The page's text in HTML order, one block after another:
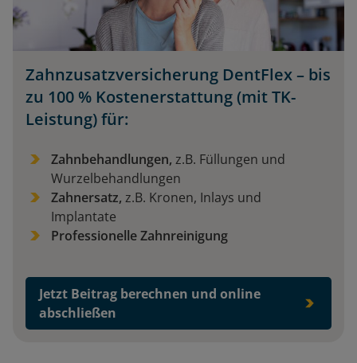
Zahnzusatzversicherung DentFlex – bis
zu 100 % Kostenerstattung (mit TK-
Leistung) für:
Zahnbehandlungen, z.B. Füllungen und
Wurzelbehandlungen
Zahnersatz, z.B. Kronen, Inlays und
Implantate
Professionelle Zahnreinigung
Jetzt Beitrag berechnen und online
abschließen